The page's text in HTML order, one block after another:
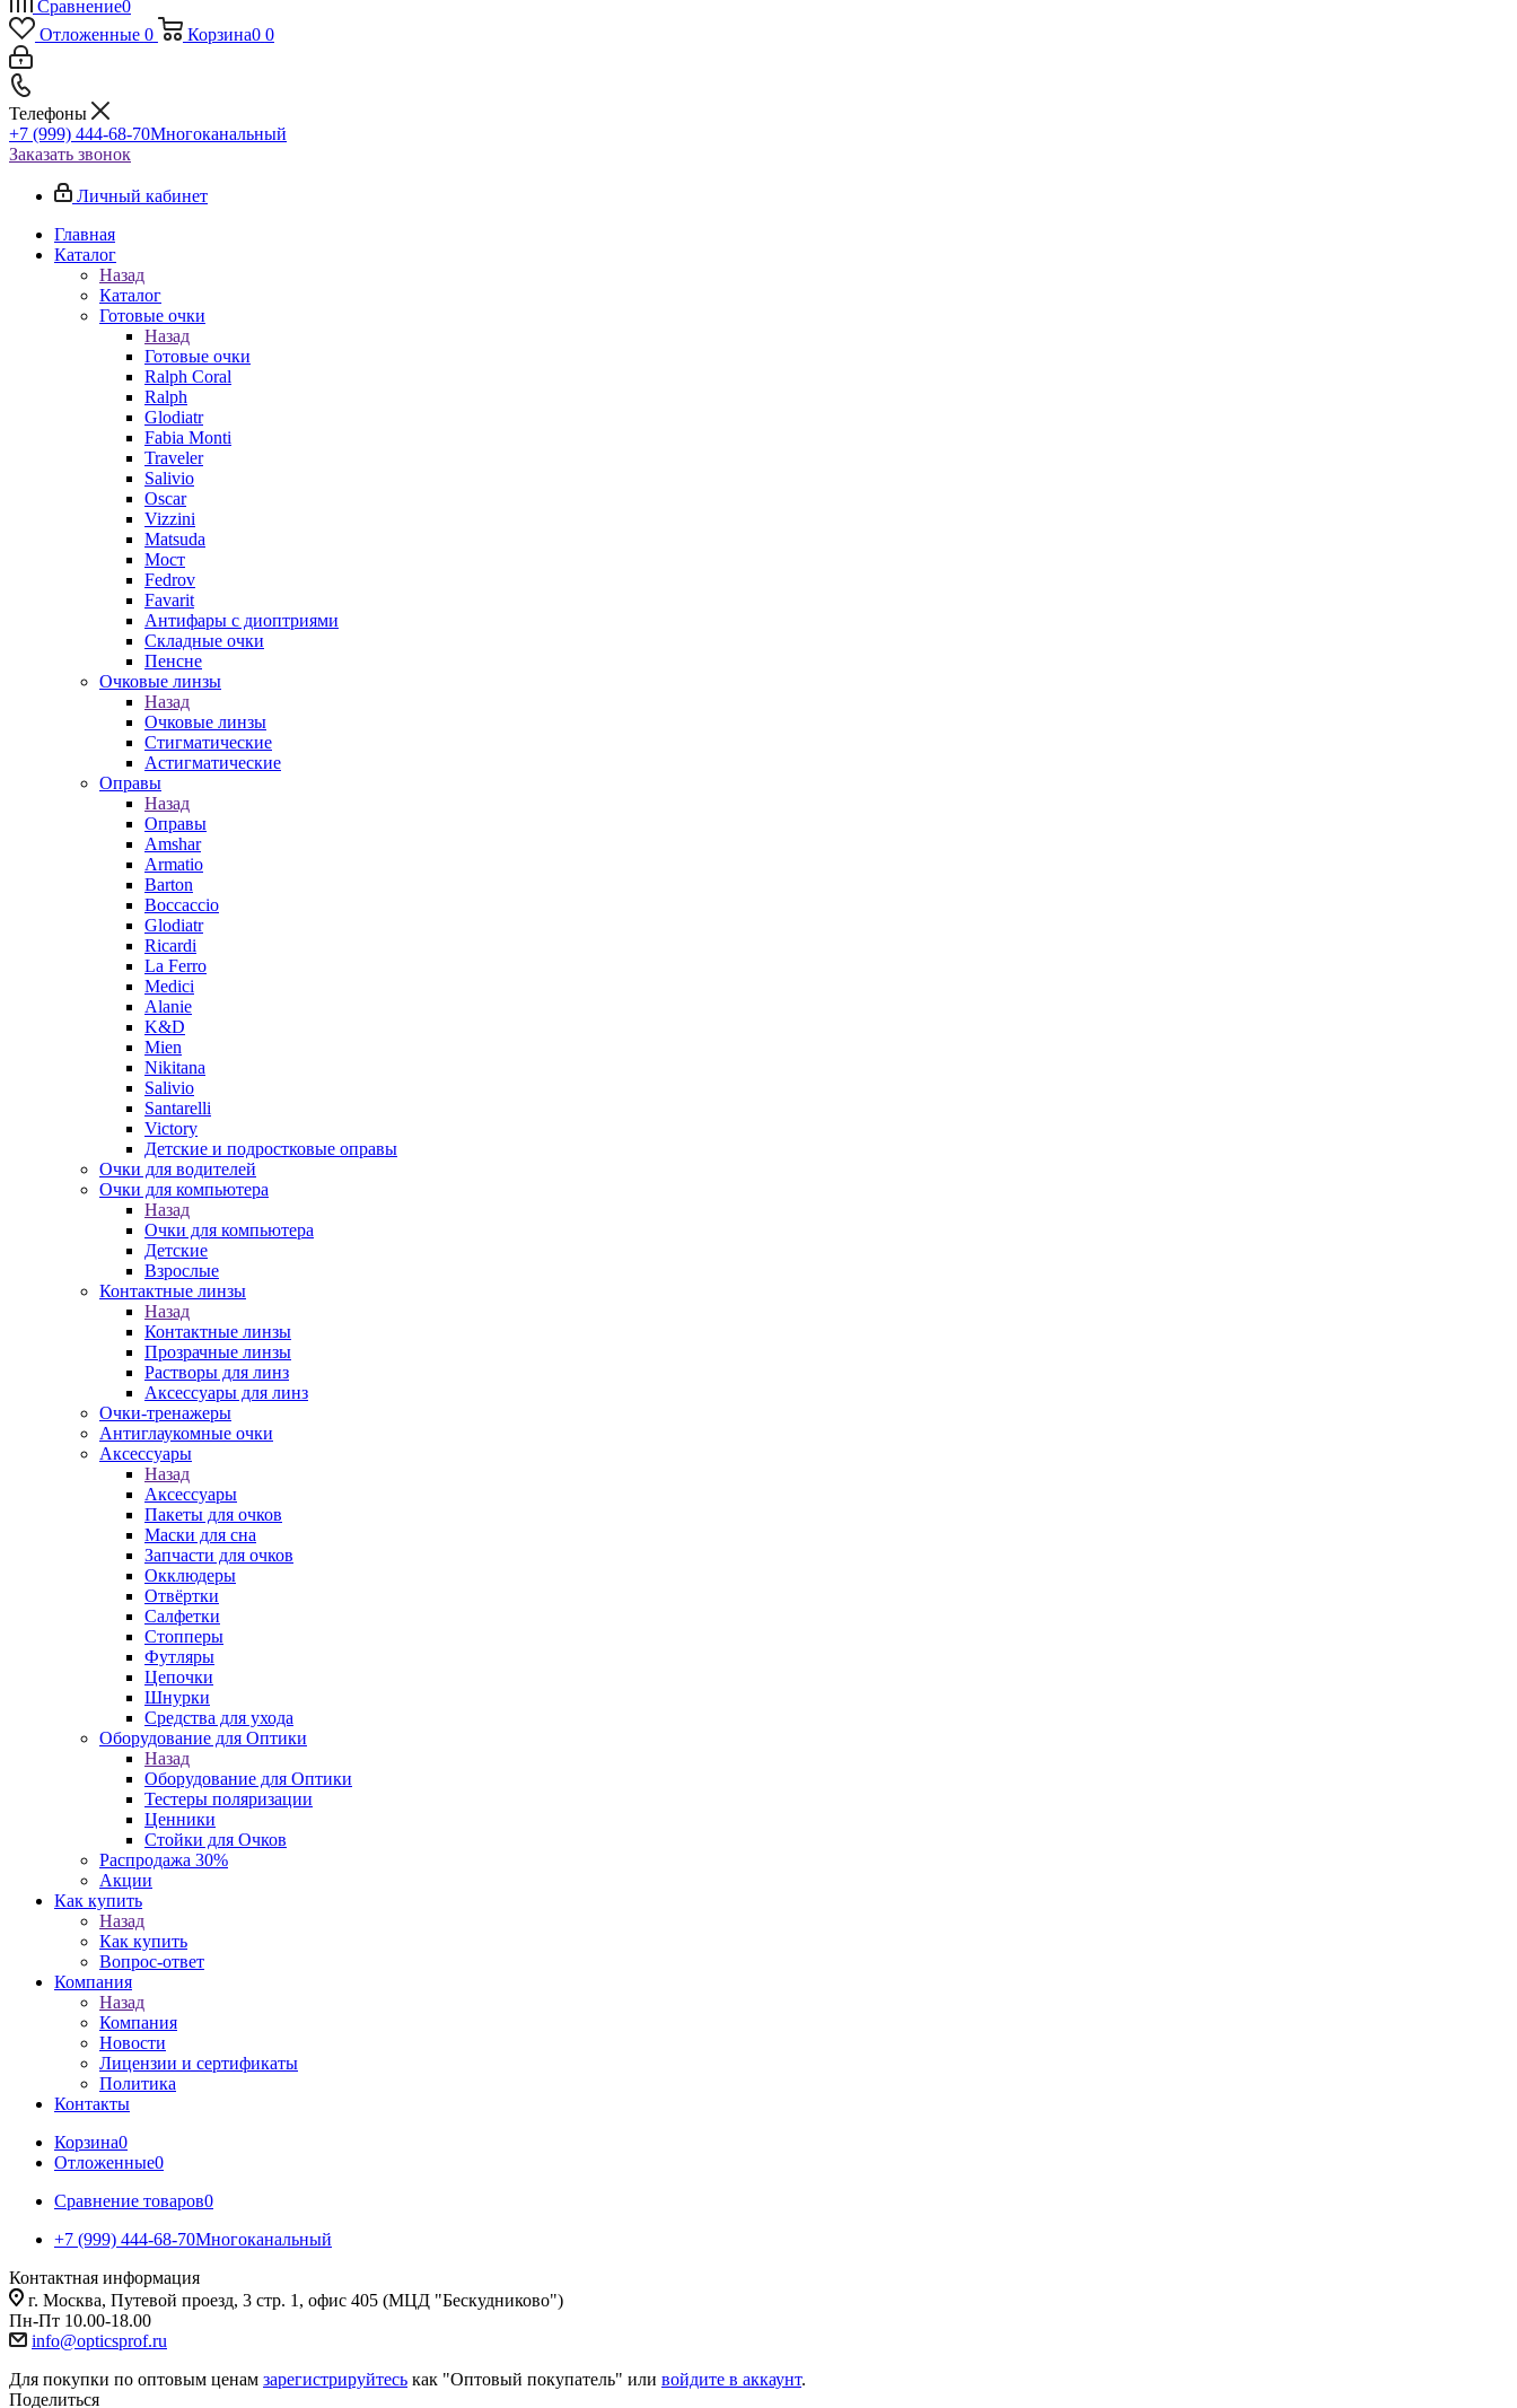
Сравнение0
Отложенные 0 Корзина0 0
Телефоны
+7 (999) 444-68-70Многоканальный
Заказать звонок
Личный кабинет
Главная
Каталог
Назад
Каталог
Готовые очки
Назад
Готовые очки
Ralph Coral
Ralph
Glodiatr
Fabia Monti
Traveler
Salivio
Oscar
Vizzini
Matsuda
Мост
Fedrov
Favarit
Антифары с диоптриями
Складные очки
Пенсне
Очковые линзы
Назад
Очковые линзы
Стигматические
Астигматические
Оправы
Назад
Оправы
Amshar
Armatio
Barton
Boccaccio
Glodiatr
Ricardi
La Ferro
Medici
Alanie
K&D
Mien
Nikitana
Salivio
Santarelli
Victory
Детские и подростковые оправы
Очки для водителей
Очки для компьютера
Назад
Очки для компьютера
Детские
Взрослые
Контактные линзы
Назад
Контактные линзы
Прозрачные линзы
Растворы для линз
Аксессуары для линз
Очки-тренажеры
Антиглаукомные очки
Аксессуары
Назад
Аксессуары
Пакеты для очков
Маски для сна
Запчасти для очков
Окклюдеры
Отвёртки
Салфетки
Стопперы
Футляры
Цепочки
Шнурки
Средства для ухода
Оборудование для Оптики
Назад
Оборудование для Оптики
Тестеры поляризации
Ценники
Стойки для Очков
Распродажа 30%
Акции
Как купить
Назад
Как купить
Вопрос-ответ
Компания
Назад
Компания
Новости
Лицензии и сертификаты
Политика
Контакты
Корзина0
Отложенные0
Сравнение товаров0
+7 (999) 444-68-70Многоканальный
Контактная информация
г. Москва, Путевой проезд, 3 стр. 1, офис 405 (МЦД "Бескудниково")
Пн-Пт 10.00-18.00
info@opticsprof.ru
Для покупки по оптовым ценам зарегистрируйтесь как "Оптовый покупатель" или войдите в аккаунт.
Поделиться